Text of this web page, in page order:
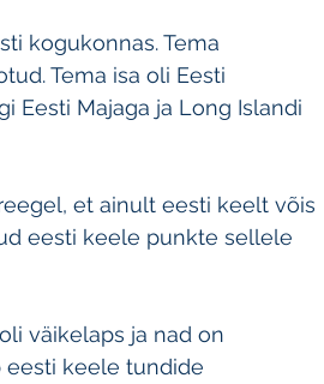
kogukonnas. Tema
Tema isa oli Eesti
Eesti Majaga ja Long Islandi
et ainult eesti keelt võis
eesti keele punkte sellele
väikelaps ja nad on
eesti keele tundide